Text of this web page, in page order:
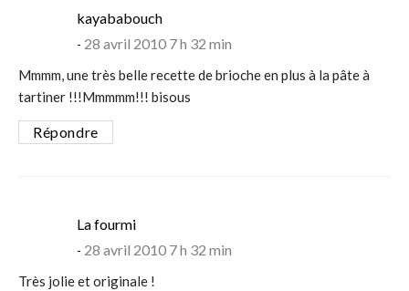
kayababouchsays:
28 avril 2010 7 h 32 min
Mmmm, une très belle recette de brioche en plus à la pâte à
tartiner !!!Mmmmm!!! bisous
Répondre
La fourmisays:
28 avril 2010 7 h 32 min
Très jolie et originale !